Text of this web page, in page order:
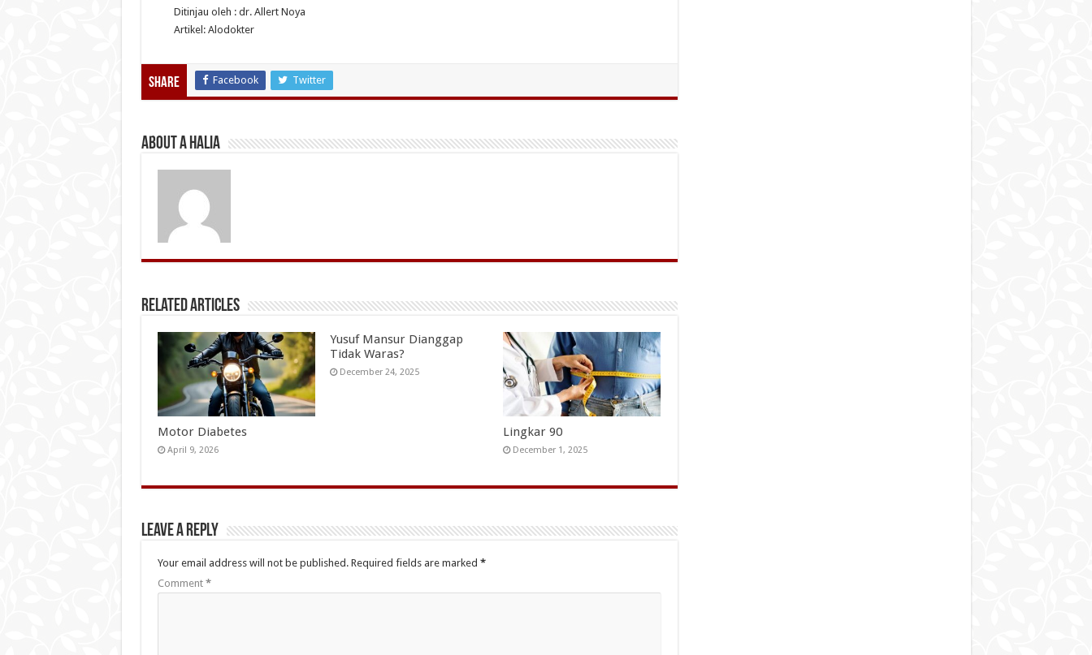
Ditinjau oleh : dr. Allert Noya
Artikel: Alodokter
Share Facebook Twitter
About A Halia
Related Articles
Motor Diabetes
April 9, 2026
Yusuf Mansur Dianggap
Tidak Waras?
December 24, 2025
Lingkar 90
December 1, 2025
Leave a Reply
Your email address will not be published. Required fields are marked *
Comment *